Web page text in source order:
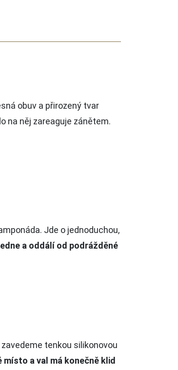
obuv a přirozený tvar
na něj zareaguje zánětem.
Jde o jednoduchou,
a oddálí od podrážděné
tenkou silikonovou
a val má konečně klid